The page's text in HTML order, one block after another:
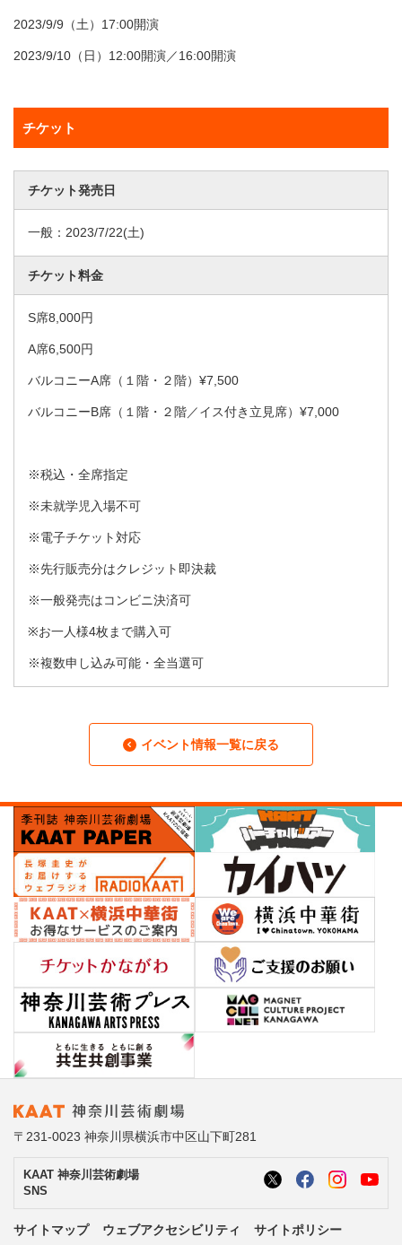
2023/9/9（土）17:00開演
2023/9/10（日）12:00開演／16:00開演
チケット
チケット発売日
一般： 2023/7/22(土)
チケット料金
S席8,000円
A席6,500円
バルコニーA席（１階・２階）¥7,500
バルコニーB席（１階・２階／イス付き立見席）¥7,000
※税込・全席指定
※未就学児入場不可
※電子チケット対応
※先行販売分はクレジット即決裁
※一般発売はコンビニ決済可
※お一人様4枚まで購入可
※複数申し込み可能・全当選可
イベント情報一覧に戻る
〒231-0023 神奈川県横浜市中区山下町281
KAAT 神奈川芸術劇場
SNS
サイトマップ ウェブアクセシビリティ サイトポリシー